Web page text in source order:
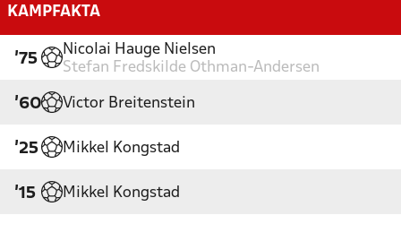
KAMPFAKTA
'75
Nicolai Hauge Nielsen
Stefan Fredskilde Othman-Andersen
'60 Victor Breitenstein
'25 Mikkel Kongstad
'15 Mikkel Kongstad